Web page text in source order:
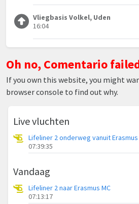
Vliegbasis Volkel, Uden
16:04
Oh no, Comentario
If you own this website, you might
browser console to find out why.
Live vluchten
Lifeliner 2 onderweg vanuit Erasmus
07:39:35
Vandaag
Lifeliner 2 naar Erasmus MC
07:13:17